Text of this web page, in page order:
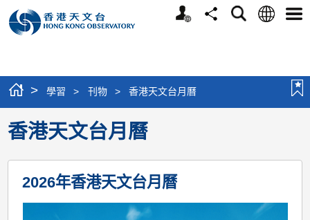
個
分
搜
語
選
> 學習 > 刊物 > 香港天文台月曆
香港天文台月曆
2026年香港天文台月曆